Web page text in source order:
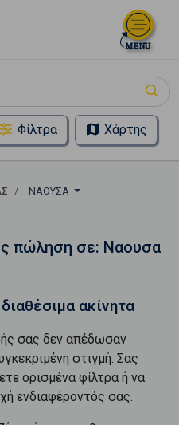
Φίλτρα Χάρτης
ΝΑΟΥΣΑ
πώληση σε: Ναουσα
ακίνητα
σας δεν απέδωσαν
στιγμή. Σας
ορισμένα φίλτρα ή να
ενδιαφέροντός σας.